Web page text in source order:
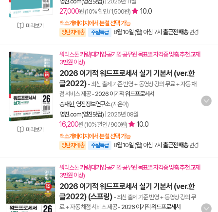
미리보기
27,000원 (10% 할인 / 1,500원) 10.0
책소개페이지에서 분철 선택 가능
양탄자배송 주말특급 8월 10일 (월) 아침 7시 출근전 배송 변경
미리보기
워리스톤 키링(대기업·공기업·공무원 목표별 자격증 맞춤 추천 교재
3만원 이상)
2026 이기적 워드프로세서 실기 기본서 (ver.한
글2022) - 최신 출제 기준 반영 + 동영상 강의 무료 + 자동 채
점 서비스 제공- 2026 이기적 워드프로세서
송재현 영진정보연구소(지은이)
영진.com(영진닷컴) 2025년 08월
16,200원 (10% 할인 / 900원) 10.0
책소개페이지에서 분철 선택 가능
양탄자배송 주말특급 8월 10일 (월) 아침 7시 출근전 배송 변경
워리스톤 키링(대기업·공기업·공무원 목표별 자격증 맞춤 추천 교재
3만원 이상)
2026 이기적 워드프로세서 실기 기본서 (ver.한
글2022) (스프링) - 최신 출제 기준 반영 + 동영상 강의 무
료 + 자동 채점 서비스 제공- 2026 이기적 워드프로세서